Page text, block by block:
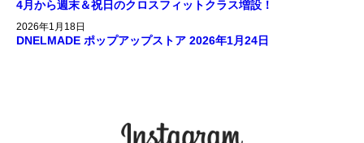
4月から週末＆祝日のクロスフィットクラス増設！
2026年1月18日
DNELMADE ポップアップストア 2026年1月24日